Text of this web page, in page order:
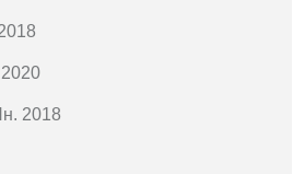
2018